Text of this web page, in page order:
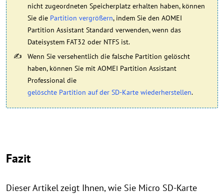
nicht zugeordneten Speicherplatz erhalten haben, können
Sie die Partition vergrößern, indem Sie den AOMEI
Partition Assistant Standard verwenden, wenn das
Dateisystem FAT32 oder NTFS ist.
Wenn Sie versehentlich die falsche Partition gelöscht
haben, können Sie mit AOMEI Partition Assistant
Professional die
gelöschte Partition auf der SD-Karte wiederherstellen.
Fazit
Dieser Artikel zeigt Ihnen, wie Sie Micro SD-Karte